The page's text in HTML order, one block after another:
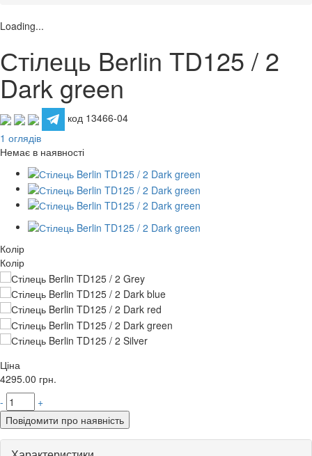
Loading...
Стілець Berlin TD125 / 2
Dark green
код 13466-04
1 оглядів
Немає в наявності
Колір
Колір
Ціна
4295.00 грн.
-
+
Повідомити про наявність